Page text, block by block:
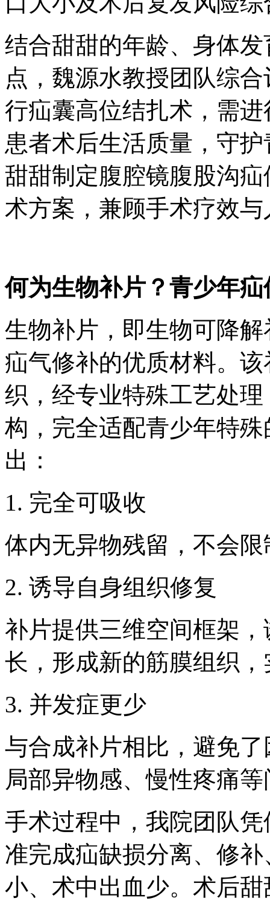
结合甜甜的年龄、身体
点，魏源水教授团队综
行疝囊高位结扎术，需
患者术后生活质量，守
甜甜制定腹腔镜腹股沟
术方案，兼顾手术疗效
何为生物补片？青少年
生物补片，即生物可降
疝气修补的优质材料。
织，经专业特殊工艺处
构，完全适配青少年特
出：
1. 完全可吸收
体内无异物残留，不会
2. 诱导自身组织修复
补片提供三维空间框架
长，形成新的筋膜组织
3. 并发症更少
与合成补片相比，避免
局部异物感、慢性疼痛
手术过程中，我院团队
准完成疝缺损分离、修
小、术中出血少。术后